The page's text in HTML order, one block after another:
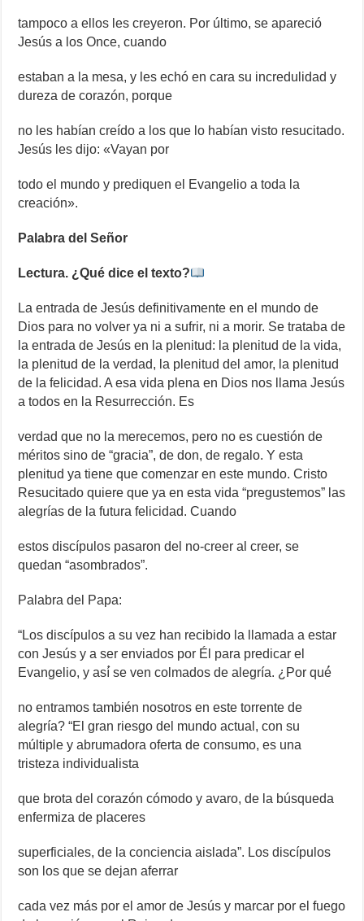
tampoco a ellos les creyeron. Por último, se apareció
Jesús a los Once, cuando
estaban a la mesa, y les echó en cara su incredulidad y
dureza de corazón, porque
no les habían creído a los que lo habían visto resucitado.
Jesús les dijo: «Vayan por
todo el mundo y prediquen el Evangelio a toda la
creación».
Palabra del Señor
Lectura. ¿Qué dice el texto?
La entrada de Jesús definitivamente en el mundo de
Dios para no volver ya ni a sufrir, ni a morir. Se trataba de
la entrada de Jesús en la plenitud: la plenitud de la vida,
la plenitud de la verdad, la plenitud del amor, la plenitud
de la felicidad. A esa vida plena en Dios nos llama Jesús
a todos en la Resurrección. Es
verdad que no la merecemos, pero no es cuestión de
méritos sino de “gracia”, de don, de regalo. Y esta
plenitud ya tiene que comenzar en este mundo. Cristo
Resucitado quiere que ya en esta vida “pregustemos” las
alegrías de la futura felicidad. Cuando
estos discípulos pasaron del no-creer al creer, se
quedan “asombrados”.
Palabra del Papa:
“Los discípulos a su vez han recibido la llamada a estar
con Jesús y a ser enviados por Él para predicar el
Evangelio, y así́ se ven colmados de alegría. ¿Por qué́
no entramos también nosotros en este torrente de
alegría? “El gran riesgo del mundo actual, con su
múltiple y abrumadora oferta de consumo, es una
tristeza individualista
que brota del corazón cómodo y avaro, de la búsqueda
enfermiza de placeres
superficiales, de la conciencia aislada”. Los discípulos
son los que se dejan aferrar
cada vez más por el amor de Jesús y marcar por el fuego